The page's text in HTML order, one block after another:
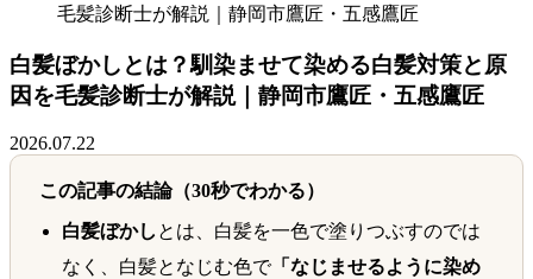
毛髪診断士が解説｜静岡市鷹匠・五感鷹匠
白髪ぼかしとは？馴染ませて染める白髪対策と原
因を毛髪診断士が解説｜静岡市鷹匠・五感鷹匠
2026.07.22
この記事の結論（30秒でわかる）
白髪ぼかし とは、白髪を一色で塗りつぶすのでは
なく、白髪となじむ色で「なじませるように染め